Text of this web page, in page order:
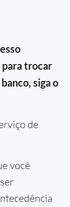
para trocar
siga o
de
você